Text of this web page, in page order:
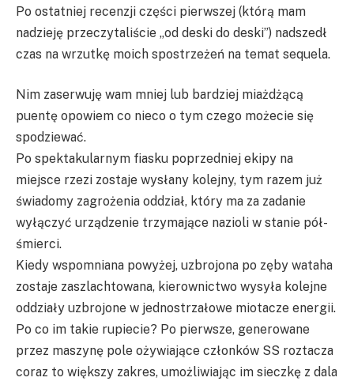
Po ostatniej recenzji części pierwszej (którą mam
nadzieję przeczytaliście „od deski do deski”) nadszedł
czas na wrzutkę moich spostrzeżeń na temat sequela.
Nim zaserwuję wam mniej lub bardziej miażdżącą
puentę opowiem co nieco o tym czego możecie się
spodziewać.
Po spektakularnym fiasku poprzedniej ekipy na
miejsce rzezi zostaje wysłany kolejny, tym razem już
świadomy zagrożenia oddział, który ma za zadanie
wyłączyć urządzenie trzymające nazioli w stanie pół-
śmierci.
Kiedy wspomniana powyżej, uzbrojona po zęby wataha
zostaje zaszlachtowana, kierownictwo wysyła kolejne
oddziały uzbrojone w jednostrzałowe miotacze energii.
Po co im takie rupiecie? Po pierwsze, generowane
przez maszynę pole ożywiające członków SS roztacza
coraz to większy zakres, umożliwiając im sieczkę z dala